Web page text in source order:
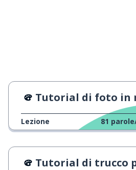
vedo
perché
Tutorial di foto in
Lezione 81
Tutorial di trucco per